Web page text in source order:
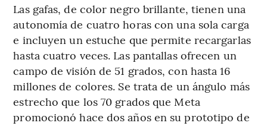
Las gafas, de color negro brillante, tienen una
autonomía de cuatro horas con una sola carga
e incluyen un estuche que permite recargarlas
hasta cuatro veces. Las pantallas ofrecen un
campo de visión de 51 grados, con hasta 16
millones de colores. Se trata de un ángulo más
estrecho que los 70 grados que Meta
promocionó hace dos años en su prototipo de